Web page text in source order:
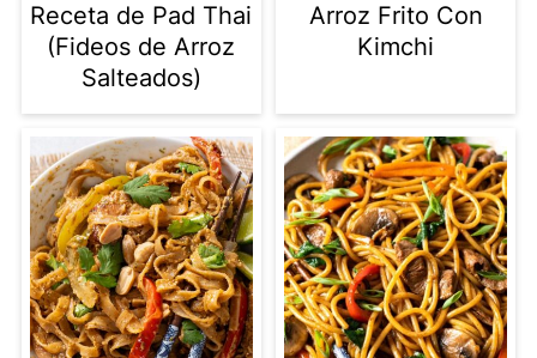
Receta de Pad Thai
(Fideos de Arroz
Salteados)
Arroz Frito Con
Kimchi